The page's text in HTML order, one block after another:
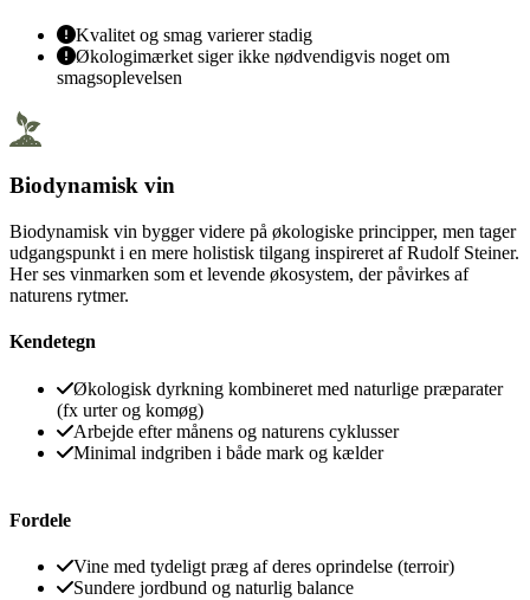
Kvalitet og smag varierer stadig
Økologimærket siger ikke nødvendigvis noget om
smagsoplevelsen
Biodynamisk vin
Biodynamisk vin bygger videre på økologiske principper, men tager
udgangspunkt i en mere holistisk tilgang inspireret af Rudolf Steiner.
Her ses vinmarken som et levende økosystem, der påvirkes af
naturens rytmer.
Kendetegn
Økologisk dyrkning kombineret med naturlige præparater
(fx urter og komøg)
Arbejde efter månens og naturens cyklusser
Minimal indgriben i både mark og kælder
Fordele
Vine med tydeligt præg af deres oprindelse (terroir)
Sundere jordbund og naturlig balance